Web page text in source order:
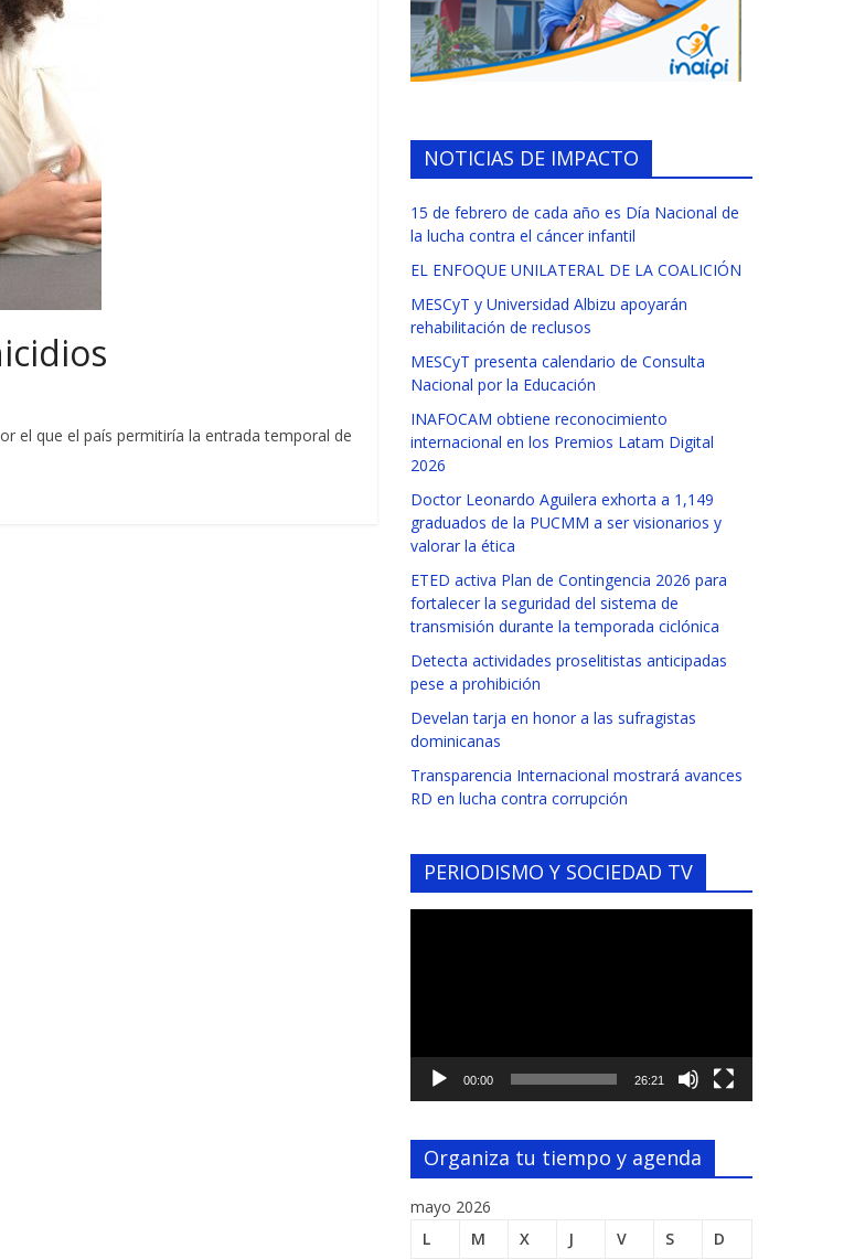
el que el país permitiría la entrada temporal de
NOTICIAS DE IMPACTO
15 de febrero de cada año es Día Nacional de
la lucha contra el cáncer infantil
EL ENFOQUE UNILATERAL DE LA COALICIÓN
MESCyT y Universidad Albizu apoyarán
rehabilitación de reclusos
MESCyT presenta calendario de Consulta
Nacional por la Educación
INAFOCAM obtiene reconocimiento
internacional en los Premios Latam Digital
2026
Doctor Leonardo Aguilera exhorta a 1,149
graduados de la PUCMM a ser visionarios y
valorar la ética
ETED activa Plan de Contingencia 2026 para
fortalecer la seguridad del sistema de
transmisión durante la temporada ciclónica
Detecta actividades proselitistas anticipadas
pese a prohibición
Develan tarja en honor a las sufragistas
dominicanas
Transparencia Internacional mostrará avances
RD en lucha contra corrupción
PERIODISMO Y SOCIEDAD TV
00:00 26:21
Organiza tu tiempo y agenda
mayo 2026
L
M X J V S D